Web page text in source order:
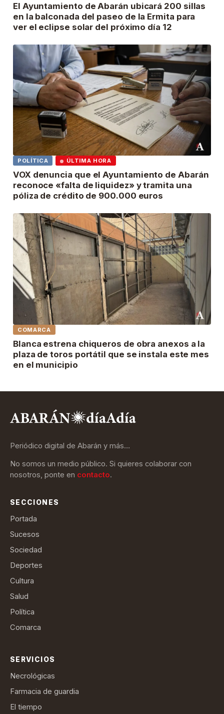
El Ayuntamiento de Abarán ubicará 200 sillas
en la balconada del paseo de la Ermita para
ver el eclipse solar del próximo día 12
POLÍTICA ÚLTIMA HORA
VOX denuncia que el Ayuntamiento de Abarán
reconoce «falta de liquidez» y tramita una
póliza de crédito de 900.000 euros
COMARCA
Blanca estrena chiqueros de obra anexos a la
plaza de toros portátil que se instala este mes
en el municipio
Periódico digital de Abarán y más…
No somos un medio público. Si quieres colaborar con
nosotros, ponte en contacto.
SECCIONES
Portada
Sucesos
Sociedad
Deportes
Cultura
Salud
Política
Comarca
SERVICIOS
Necrológicas
Farmacia de guardia
El tiempo